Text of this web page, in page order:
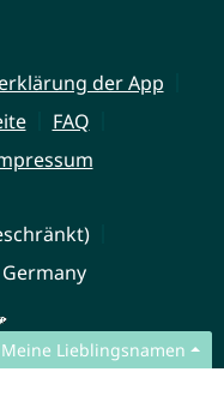
Meine Lieblingsnamen
der App
FAQ
Germany